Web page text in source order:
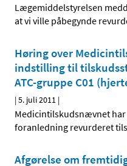
Lægemiddelstyrelsen
at vi ville påbegynde
Høring over
indstilling til
ATC-gruppe C01
|5. juli 2011 |
Medicintilskudsnævnet
foranledning revurderet
Afgørelse om